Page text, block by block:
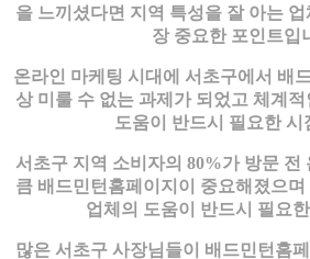
을 느끼셨다면 지역 특성을 잘 아는
장 중요한 포인트입
온라인 마케팅 시대에 서초구에서 배
상 미룰 수 없는 과제가 되었고 체계
도움이 반드시 필요한 시
서초구 지역 소비자의 80%가 방문 전
큼 배드민턴홈페이지이 중요해졌으
업체의 도움이 반드시 필요
많은 서초구 사장님들이 배드민턴홈